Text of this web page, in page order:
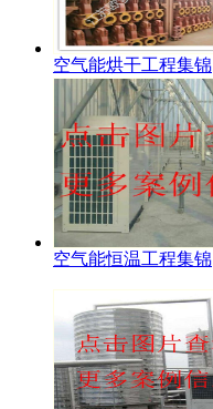
空气能烘干工程集锦
空气能恒温工程集锦